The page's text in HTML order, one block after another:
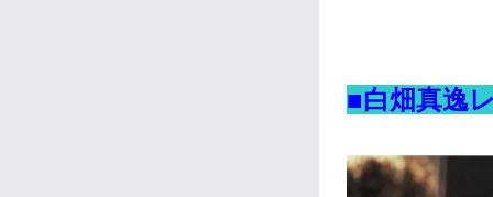
■白畑真逸